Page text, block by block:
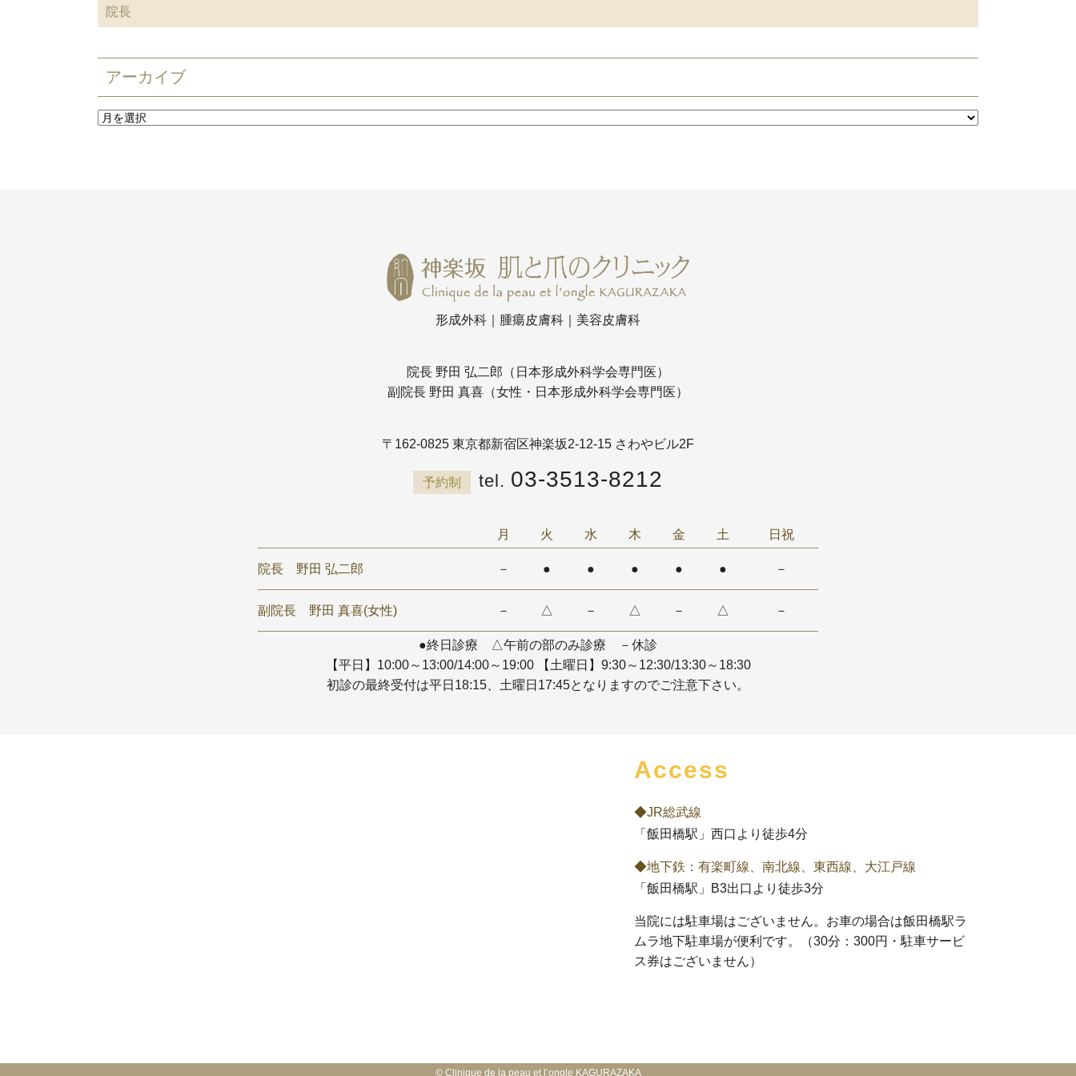
院長
アーカイブ
形成外科｜腫瘍皮膚科｜美容皮膚科
院長 野田 弘二郎（日本形成外科学会専門医）
副院長 野田 真喜（女性・日本形成外科学会専門医）
〒162-0825 東京都新宿区神楽坂2-12-15 さわやビル2F
予約制 03-3513-8212
●終日診療 △午前の部のみ診療 －休診
【平日】10:00～13:00/14:00～19:00
【土曜日】9:30～12:30/13:30～18:30
初診の最終受付は平日18:15、土曜日17:45となりますのでご注意下さい。
月 火 水 木 金 土 日祝
院長 野田 弘二郎 － ● ● ● ● ● －
副院長 野田 真喜(女性) － △ － △ － △ －
Access
◆JR総武線
「飯田橋駅」西口より徒歩4分
◆地下鉄：有楽町線、南北線、東西線、大江戸線
「飯田橋駅」B3出口より徒歩3分
当院には駐車場はございません。お車の場合は飯田橋駅ラ
ムラ地下駐車場が便利です。（30分：300円・駐車サービ
ス券はございません）
© Clinique de la peau et l’ongle KAGURAZAKA